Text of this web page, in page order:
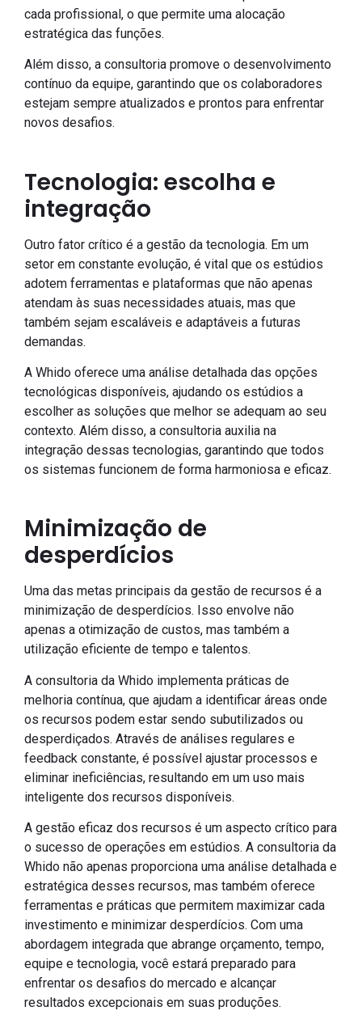
cada profissional, o que permite uma alocação
estratégica das funções.
Além disso, a consultoria promove o desenvolvimento
contínuo da equipe, garantindo que os colaboradores
estejam sempre atualizados e prontos para enfrentar
novos desafios.
Tecnologia: escolha e
integração
Outro fator crítico é a gestão da tecnologia. Em um
setor em constante evolução, é vital que os estúdios
adotem ferramentas e plataformas que não apenas
atendam às suas necessidades atuais, mas que
também sejam escaláveis e adaptáveis a futuras
demandas.
A Whido oferece uma análise detalhada das opções
tecnológicas disponíveis, ajudando os estúdios a
escolher as soluções que melhor se adequam ao seu
contexto. Além disso, a consultoria auxilia na
integração dessas tecnologias, garantindo que todos
os sistemas funcionem de forma harmoniosa e eficaz.
Minimização de
desperdícios
Uma das metas principais da gestão de recursos é a
minimização de desperdícios. Isso envolve não
apenas a otimização de custos, mas também a
utilização eficiente de tempo e talentos.
A consultoria da Whido implementa práticas de
melhoria contínua, que ajudam a identificar áreas onde
os recursos podem estar sendo subutilizados ou
desperdiçados. Através de análises regulares e
feedback constante, é possível ajustar processos e
eliminar ineficiências, resultando em um uso mais
inteligente dos recursos disponíveis.
A gestão eficaz dos recursos é um aspecto crítico para
o sucesso de operações em estúdios. A consultoria da
Whido não apenas proporciona uma análise detalhada e
estratégica desses recursos, mas também oferece
ferramentas e práticas que permitem maximizar cada
investimento e minimizar desperdícios. Com uma
abordagem integrada que abrange orçamento, tempo,
equipe e tecnologia, você estará preparado para
enfrentar os desafios do mercado e alcançar
resultados excepcionais em suas produções.